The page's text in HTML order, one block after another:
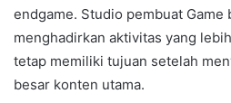
endgame. Studio pembuat Game
menghadirkan aktivitas yang
tetap memiliki tujuan setelah
besar konten utama.